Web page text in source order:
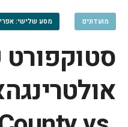
מועדונים מסע שלישי: אפריל
סטוקפורט